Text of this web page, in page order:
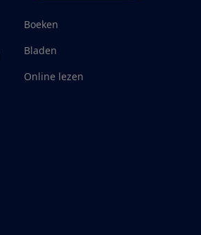
Boeken
Bladen
Online lezen